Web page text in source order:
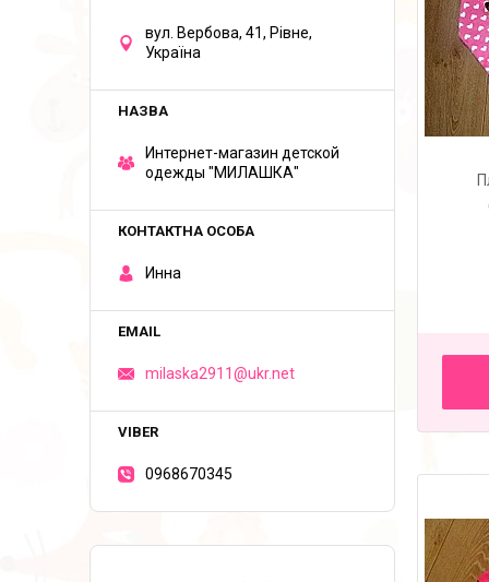
вул. Вербова, 41, Рівне,
Україна
Интернет-магазин детской
одежды "МИЛАШКА"
Инна
milaska2911@ukr.net
0968670345